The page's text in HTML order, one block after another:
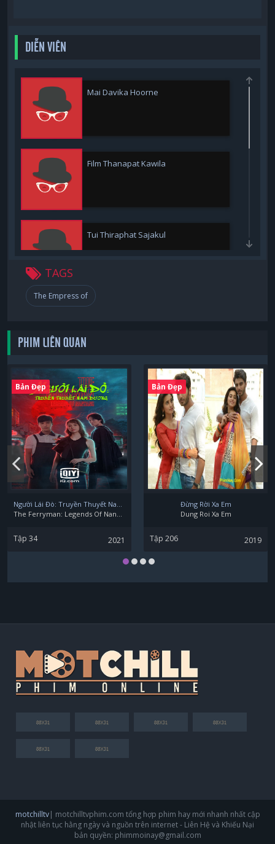
DIỄN VIÊN
Mai Davika Hoorne
Film Thanapat Kawila
Tui Thiraphat Sajakul
Pei Panward Hemmanee
Bint Sireethorn Leearamwat
Fern Nopjira Lerkkajornnamkul
TAGS
The Empress of
PHIM LIÊN QUAN
Bản Đẹp
Tập 34 2021
Bản Đẹp
Đừng Rời Xa Em
Dung Roi Xa Em
Tập 206 2019
motchilltv| motchilltvphim.com tổng hợp phim hay mới nhanh nhất cập
nhật liên tục hằng ngày và nguồn trên internet - Liên Hệ và Khiếu Nại
bản quyền: phimmoinay@gmail.com